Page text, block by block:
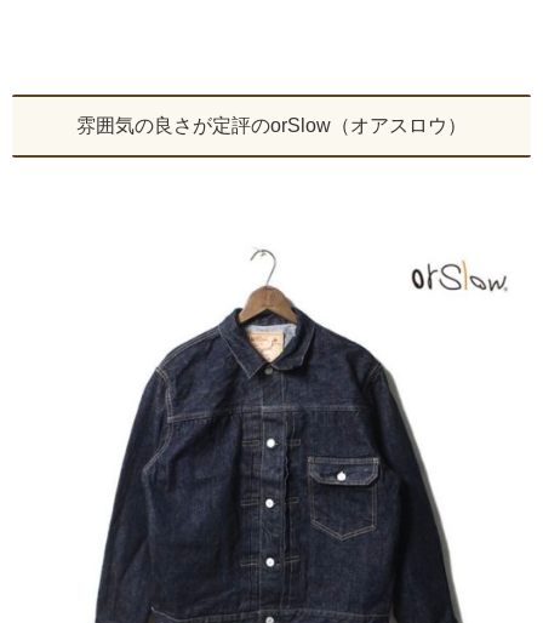
雰囲気の良さが定評のorSlow（オアスロウ）